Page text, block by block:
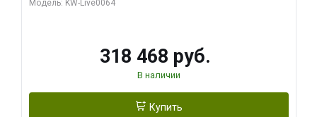
Модель: KW-Live0064
318 468 руб.
В наличии
Купить